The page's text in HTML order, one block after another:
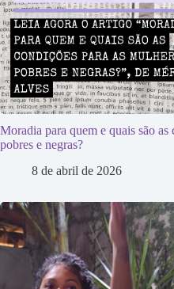
Moradia para quem e quais são as
pobres e negras?
8 de abril de 2026